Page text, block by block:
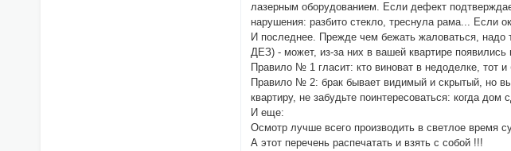
лазерным оборудованием. Если дефект
нарушения: разбито стекло, треснула рама... Если
И последнее. Прежде чем бежать жаловаться, надо
ДЕЗ) - может, из-за них в вашей квартире появились
Правило № 1 гласит: кто виноват в недоделке, тот и
Правило № 2: брак бывает видимый и скрытый, но
квартиру, не забудьте поинтересоваться: когда дом
И еще:
Осмотр лучше всего производить в светлое время
А этот перечень распечатать и взять с собой !!!